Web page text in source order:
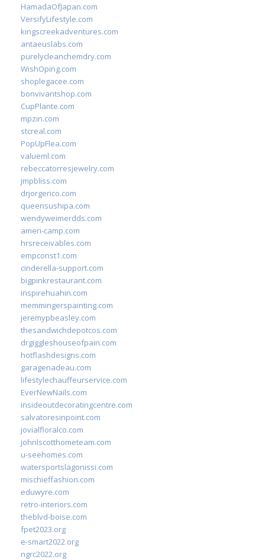
HamadaOfJapan.com
VersifyLifestyle.com
kingscreekadventures.com
antaeuslabs.com
purelycleanchemdry.com
WishOping.com
shoplegacee.com
bonvivantshop.com
CupPlante.com
mpzin.com
stcreal.com
PopUpFlea.com
valueml.com
rebeccatorresjewelry.com
jmpbliss.com
drjorgerico.com
queensushipa.com
wendyweimerdds.com
ameri-camp.com
hrsreceivables.com
empconst1.com
cinderella-support.com
bigpinkrestaurant.com
inspirehuahin.com
memmingerspainting.com
jeremypbeasley.com
thesandwichdepotcos.com
drgiggleshouseofpain.com
hotflashdesigns.com
garagenadeau.com
lifestylechauffeurservice.com
EverNewNails.com
insideoutdecoratingcentre.com
salvatoresinpoint.com
jovialfloralco.com
johnlscotthometeam.com
u-seehomes.com
watersportslagonissi.com
mischieffashion.com
eduwyre.com
retro-interiors.com
theblvd-boise.com
fpet2023.org
e-smart2022.org
ngrc2022.org